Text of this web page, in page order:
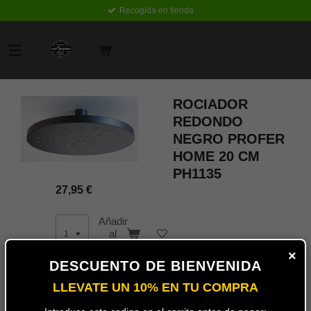
Recogida en tienda
ROCIADOR
REDONDO
NEGRO PROFER
HOME 20 CM
PH1135
27,95 €
Añadir
al
×
DESCUENTO DE BIENVENIDA
LLEVATE UN 10% EN TU COMPRA